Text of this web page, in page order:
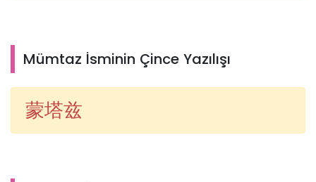
Mümtaz İsminin Çince Yazılışı
蒙塔兹